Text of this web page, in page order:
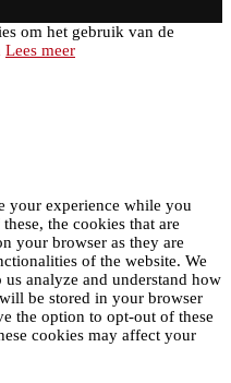
om het gebruik van de
Lees meer
your experience while you
the cookies that are
your browser as they are
of the website. We
analyze and understand how
be stored in your browser
the option to opt-out of these
cookies may affect your